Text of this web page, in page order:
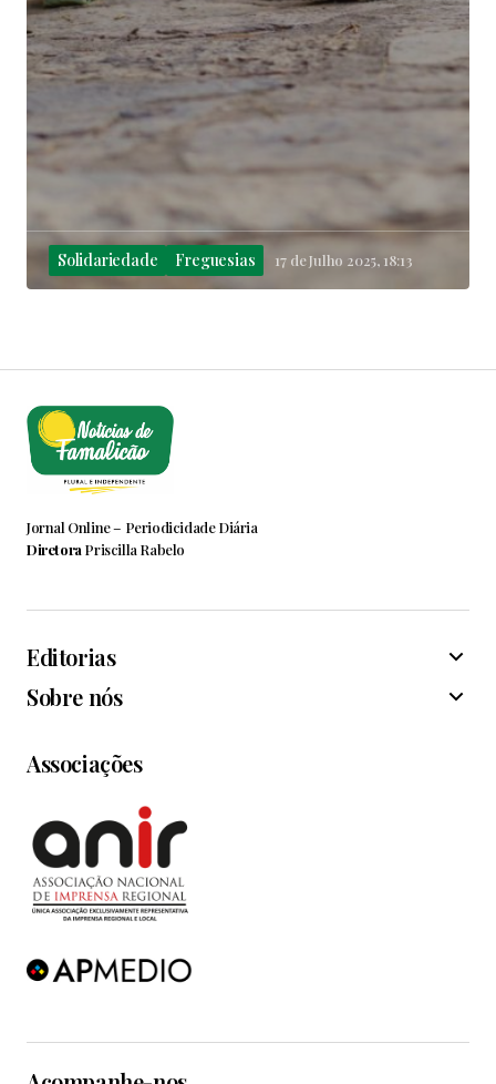
Solidariedade Freguesias 17 de Julho 2025, 18:13
Jornal Online – Periodicidade Diária
Diretora Priscilla Rabelo
Editorias
Sobre nós
Associações